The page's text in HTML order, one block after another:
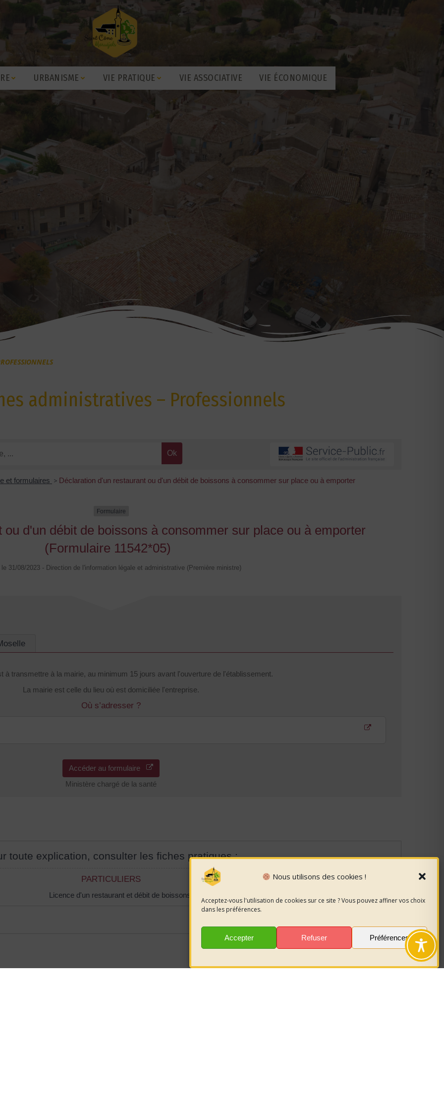
Nous utilisons des cookies !
Acceptez-vous l'utilisation de cookies sur ce site ? Vous pouvez affiner vos choix
dans les préférences.
Accepter Refuser Préférences
URBANISME VIE PRATIQUE VIE ASSOCIATIVE VIE ÉCONOMIQUE
administratives – Professionnels
et formulaires > Déclaration d'un restaurant ou d'un débit de boissons à consommer sur place ou à emporter
Formulaire
d'un débit de boissons à consommer sur place ou à emporter
(Formulaire 11542*05)
31/08/2023 - Direction de l'information légale et administrative (Première ministre)
à transmettre à la mairie, au minimum 15 jours avant l'ouverture de l'établissement.
La mairie est celle du lieu où est domiciliée l'entreprise.
Où s’adresser ?
Accéder au formulaire
Ministère chargé de la santé
toute explication, consulter les fiches pratiques :
PARTICULIERS
Licence d'un restaurant et débit de boissons